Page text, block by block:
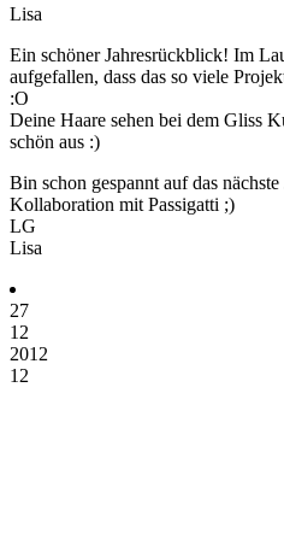
Lisa
Ein schöner Jahresrückblick! Im
aufgefallen, dass das so viele
:O
Deine Haare sehen bei dem Gliss
schön aus :)
Bin schon gespannt auf das
Kollaboration mit Passigatti ;)
LG
Lisa
27
12
2012
12